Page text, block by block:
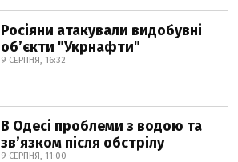
Росіяни атакували видобувні
обʼєкти "Укрнафти"
9 СЕРПНЯ, 16:32
В Одесі проблеми з водою та
звʼязком після обстрілу
9 СЕРПНЯ, 11:00